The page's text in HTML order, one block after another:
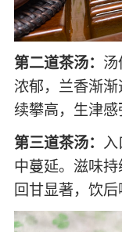
第二道茶汤：
浓郁，兰香渐
续攀高，生津感
第三道茶汤：
中蔓延。滋味
回甘显著，饮后